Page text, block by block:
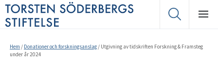
Hem / Donationer och forskningsanslag / Utgivning av tidskriften Forskning & Framsteg
under år 2024